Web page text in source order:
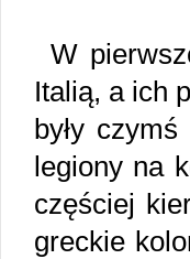
W
Italią, a ich
były
legiony na
częściej
greckie